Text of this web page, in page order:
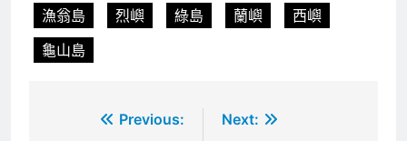
漁翁島
烈嶼 綠島 蘭嶼
西嶼
龜山島
Previous:
Next: